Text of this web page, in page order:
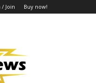
/ Join Buy now!